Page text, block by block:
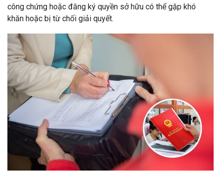
công chứng hoặc đăng ký quyền sở hữu có thể gặp khó
khăn hoặc bị từ chối giải quyết.